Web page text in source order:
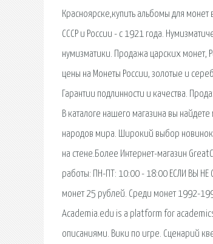
Красноярске,купить альбомы для
СССР и России - с 1921 года.
нумизматики. Продажа царских монет,
цены на Монеты России, золотые и
Гарантии подлинности и качества.
В каталоге нашего магазина вы
народов мира. Широкий выбор
на стене.Более Интернет-магазин
работы: ПН-ПТ: 10:00 - 18:00 ЕСЛИ ВЫ
монет 25 рублей. Среди монет 1992-
Academia.edu is a platform for
описаниями. Вики по игре. Сценарий